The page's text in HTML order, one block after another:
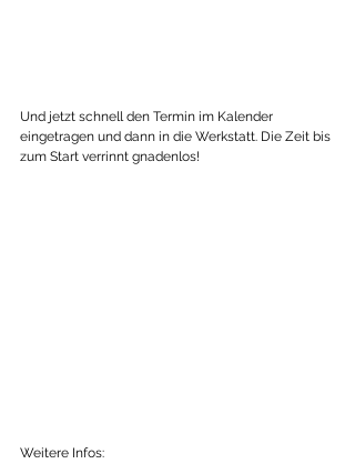
Und jetzt schnell den Termin im Kalender
eingetragen und dann in die Werkstatt. Die Zeit bis
zum Start verrinnt gnadenlos!
Weitere Infos: